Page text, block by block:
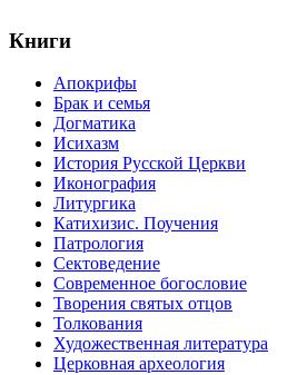
Книги
Апокрифы
Брак и семья
Догматика
Исихазм
История Русской Церкви
Иконография
Литургика
Катихизис. Поучения
Патрология
Сектоведение
Современное богословие
Творения святых отцов
Толкования
Художественная литература
Церковная археология